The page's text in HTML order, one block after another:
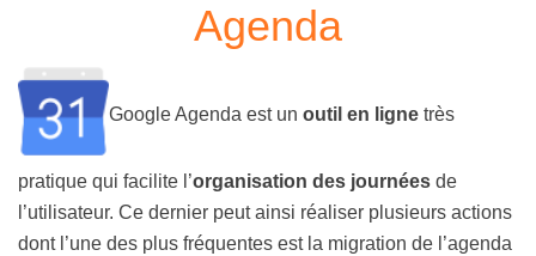
Agenda
Google Agenda est un outil en ligne très
pratique qui facilite l’organisation des journées de
l’utilisateur. Ce dernier peut ainsi réaliser plusieurs actions
dont l’une des plus fréquentes est la migration de l’agenda